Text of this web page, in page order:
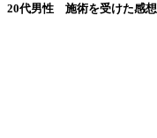
20代男性 施術を受けた感想